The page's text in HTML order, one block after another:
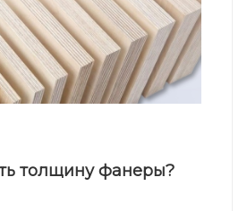
толщину фанеры?